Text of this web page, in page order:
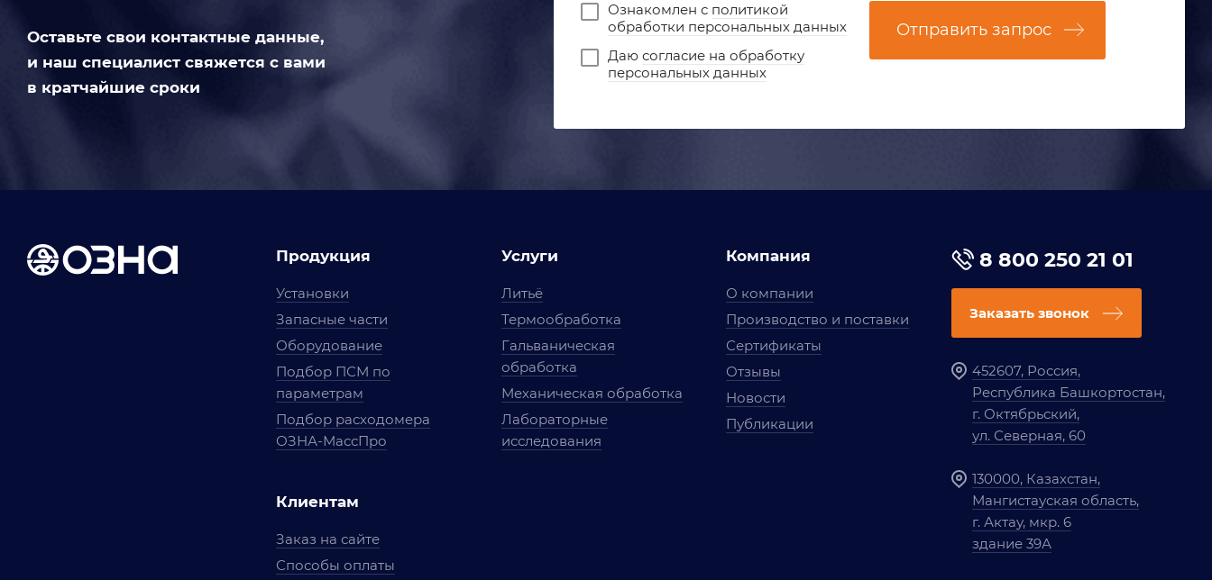
Оставьте свои контактные данные,
и наш специалист свяжется с вами
в кратчайшие сроки
Ознакомлен с политикой
обработки персональных данных
Даю согласие на обработку
персональных данных
Отправить запрос
Продукция
Установки
Запасные части
Оборудование
Подбор ПСМ по
параметрам
Подбор расходомера
ОЗНА-МассПро
Клиентам
Заказ на сайте
Способы оплаты
Услуги
Литьё
Термообработка
Гальваническая
обработка
Механическая обработка
Лабораторные
исследования
Компания
О компании
Производство и поставки
Сертификаты
Отзывы
Новости
Публикации
8 800 250 21 01
Заказать звонок
452607, Россия,
Республика Башкортостан,
г. Октябрьский,
ул. Северная, 60
130000, Казахстан,
Мангистауская область,
г. Актау, мкр. 6
здание 39А